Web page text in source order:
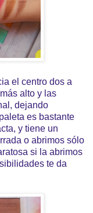
el centro dos a
alto y las
dejando
es bastante
y tiene un
o abrimos sólo
si la abrimos
te da